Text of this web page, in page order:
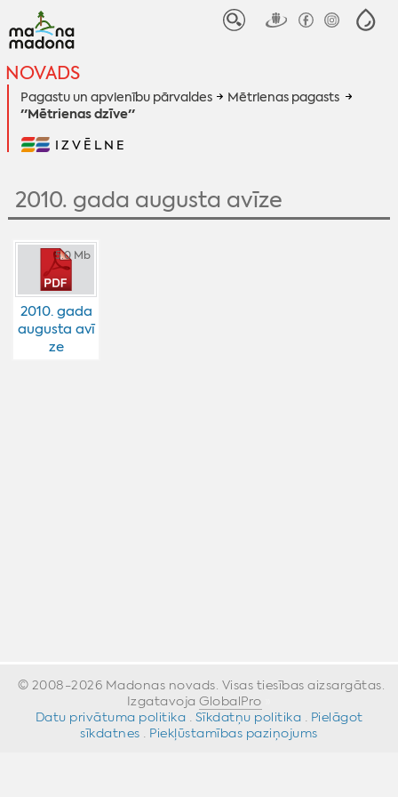
NOVADS
Pagastu un apvienību pārvaldes Mētrienas pagasts
''Mētrienas dzīve''
IZVĒLNE
2010. gada augusta avīze
5.0 Mb
2010. gada
augusta avī
ze
© 2008-2026 Madonas novads. Visas tiesības aizsargātas.
Izgatavoja GlobalPro
Datu privātuma politika · Sīkdatņu politika · Pielāgot
sīkdatnes · Piekļūstamības paziņojums